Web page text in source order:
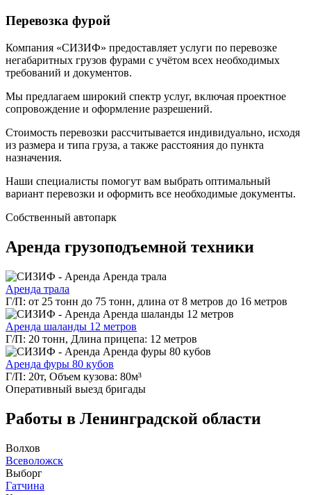
Перевозка фурой
Компания «СИЗИФ» предоставляет услуги по перевозке
негабаритных грузов фурами с учётом всех необходимых
требований и документов.
Мы предлагаем широкий спектр услуг, включая проектное
сопровождение и оформление разрешений.
Стоимость перевозки рассчитывается индивидуально, исходя
из размера и типа груза, а также расстояния до пункта
назначения.
Наши специалисты помогут вам выбрать оптимальный
вариант перевозки и оформить все необходимые документы.
Собственный автопарк
Аренда грузоподъемной техники
Аренда трала
Г/П: от 25 тонн до 75 тонн, длина от 8 метров до 16 метров
Аренда шаланды 12 метров
Г/П: 20 тонн, Длина прицепа: 12 метров
Аренда фуры 80 кубов
Г/П: 20т, Объем кузова: 80м³
Оперативный выезд бригады
Работы в Ленинградской области
Волхов
Всеволожск
Выборг
Гатчина